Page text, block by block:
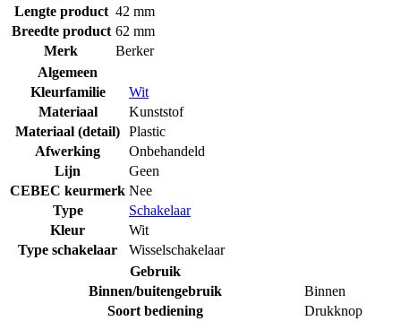
Lengte product 42 mm
Breedte product 62 mm
Merk
Berker
Algemeen
Kleurfamilie
Wit
Materiaal
Kunststof
Materiaal (detail) Plastic
Afwerking
Onbehandeld
Lijn
Geen
CEBEC keurmerk Nee
Type
Schakelaar
Kleur
Wit
Type schakelaar
Wisselschakelaar
Gebruik
Binnen/buitengebruik
Binnen
Soort bediening
Drukknop